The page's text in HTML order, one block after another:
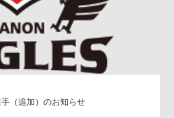
（追加）のお知らせ